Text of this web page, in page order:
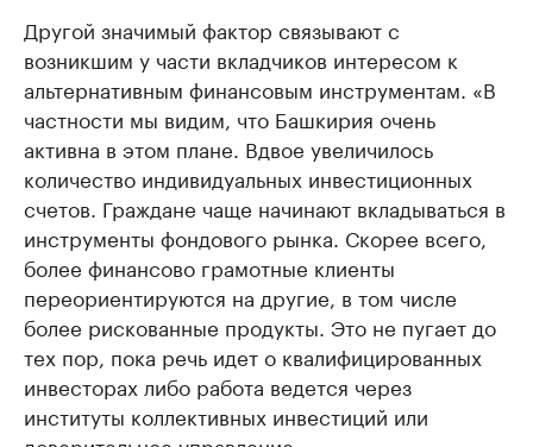
Другой значимый фактор связывают с
возникшим у части вкладчиков интересом к
альтернативным финансовым инструментам. «В
частности мы видим, что Башкирия очень
активна в этом плане. Вдвое увеличилось
количество индивидуальных инвестиционных
счетов. Граждане чаще начинают вкладываться в
инструменты фондового рынка. Скорее всего,
более финансово грамотные клиенты
переориентируются на другие, в том числе
более рискованные продукты. Это не пугает до
тех пор, пока речь идет о квалифицированных
инвесторах либо работа ведется через
институты коллективных инвестиций или